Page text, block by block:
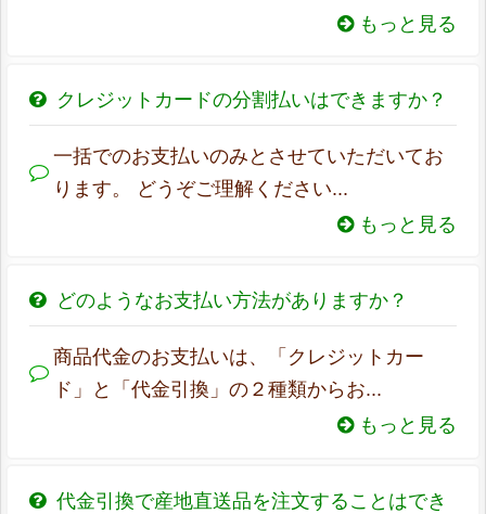
もっと見る
クレジットカードの分割払いはできますか？
一括でのお支払いのみとさせていただいてお
ります。 どうぞご理解ください...
もっと見る
どのようなお支払い方法がありますか？
商品代金のお支払いは、「クレジットカー
ド」と「代金引換」の２種類からお...
もっと見る
代金引換で産地直送品を注文することはでき